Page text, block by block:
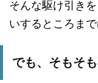
そんな駆け引き
いするところま
でも、そもそ